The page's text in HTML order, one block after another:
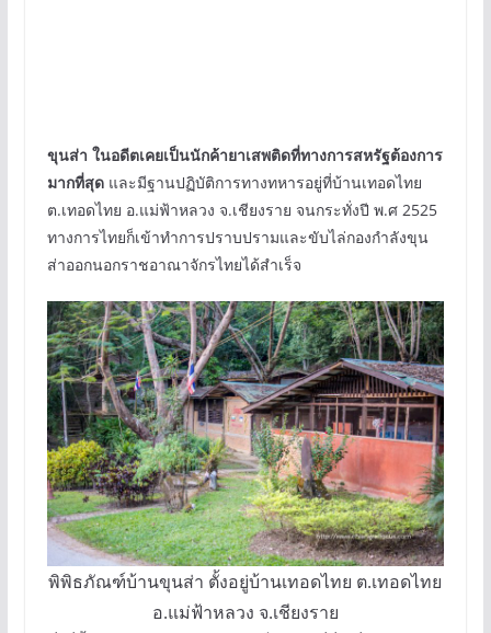
ขุนส่า ในอดีตเคยเป็นนักค้ายาเสพติดที่ทางการสหรัฐต้องการ
มากที่สุดและมีฐานปฏิบัติการทางทหารอยู่ที่บ้านเทอดไทย
ต.เทอดไทย อ.แม่ฟ้าหลวง จ.เชียงราย จนกระทั่งปี พ.ศ 2525
ทางการไทยก็เข้าทำการปราบปรามและขับไล่กองกำลังขุน
ส่าออกนอกราชอาณาจักรไทยได้สำเร็จ
พิพิธภัณฑ์บ้านขุนส่า ตั้งอยู่บ้านเทอดไทย ต.เทอดไทย
อ.แม่ฟ้าหลวง จ.เชียงราย